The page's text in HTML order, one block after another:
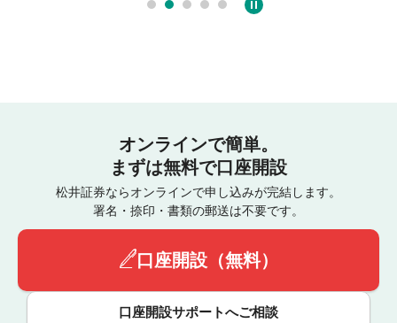
オンラインで簡単。
まずは無料で口座開設
松井証券ならオンラインで申し込みが完結します。
署名・捺印・書類の郵送は不要です。
口座開設（無料）
口座開設サポートへご相談